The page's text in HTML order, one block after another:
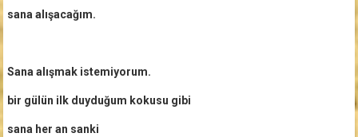
sana alışacağım.
Sana alışmak istemiyorum.
bir gülün ilk duyduğum kokusu gibi
sana her an sanki